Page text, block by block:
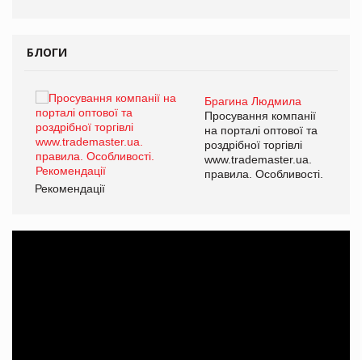
БЛОГИ
Брагина Людмила
Просування компанії
на порталі оптової та
роздрібної торгівлі
www.trademaster.ua.
правила. Особливості.
Рекомендації